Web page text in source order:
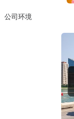
公司环境